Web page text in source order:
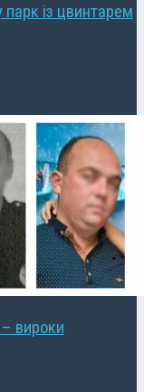
парк із цвинтарем
– вироки